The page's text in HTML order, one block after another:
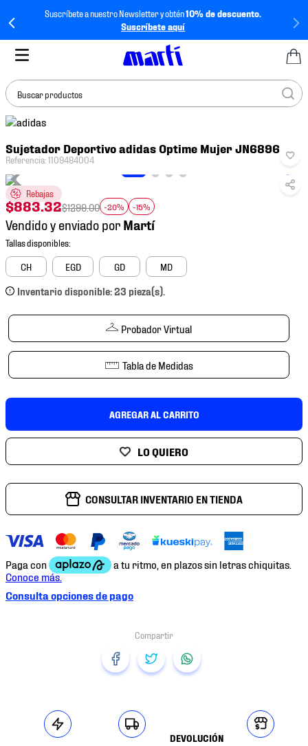
Suscríbete a nuestro Newsletter y obtén10% de descuento.
Suscríbete aquí
Buscar productos
Sujetador Deportivo adidas Optime Mujer JN6896
Referencia:1109484004
Rebajas
$883.32$1299.00 -20% -15%
Vendido y enviado por
CH EGD GD MD
Inventario disponible: 23 pieza(s).
Probador Virtual
Tabla de Medidas
AGREGAR AL CARRITO
CONSULTAR INVENTARIO EN TIENDA
Consulta opciones de pago
DEVOLUCIÓN
BUSCADOS
2.
tenis hombre
tenis
4.
tenis futbol
.
mochila
6.
jersey
7.
mochilas
8.
chivas